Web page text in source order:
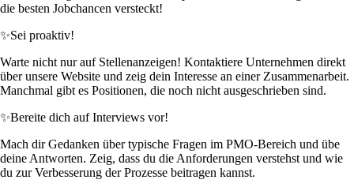
die besten Jobchancen versteckt!
✨Sei proaktiv!
Warte nicht nur auf Stellenanzeigen! Kontaktiere Unternehmen direkt
über unsere Website und zeig dein Interesse an einer Zusammenarbeit.
Manchmal gibt es Positionen, die noch nicht ausgeschrieben sind.
✨Bereite dich auf Interviews vor!
Mach dir Gedanken über typische Fragen im PMO-Bereich und übe
deine Antworten. Zeig, dass du die Anforderungen verstehst und wie
du zur Verbesserung der Prozesse beitragen kannst.